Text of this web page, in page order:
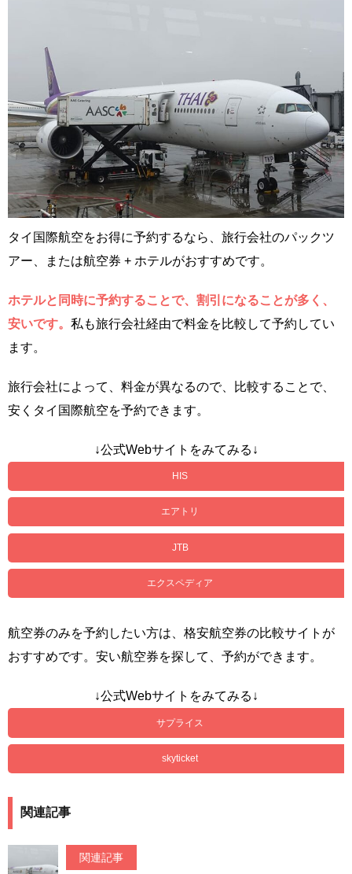
タイ国際航空をお得に予約するなら、旅行会社のパックツ
アー、または航空券 + ホテルがおすすめです。
ホテルと同時に予約することで、割引になることが多く、
安いです。 私も旅行会社経由で料金を比較して予約してい
ます。
旅行会社によって、料金が異なるので、比較することで、
安くタイ国際航空を予約できます。
↓公式Webサイトをみてみる↓
HIS
エアトリ
JTB
エクスペディア
航空券のみを予約したい方は、格安航空券の比較サイトが
おすすめです。安い航空券を探して、予約ができます。
↓公式Webサイトをみてみる↓
サプライス
skyticket
関連記事
関連記事